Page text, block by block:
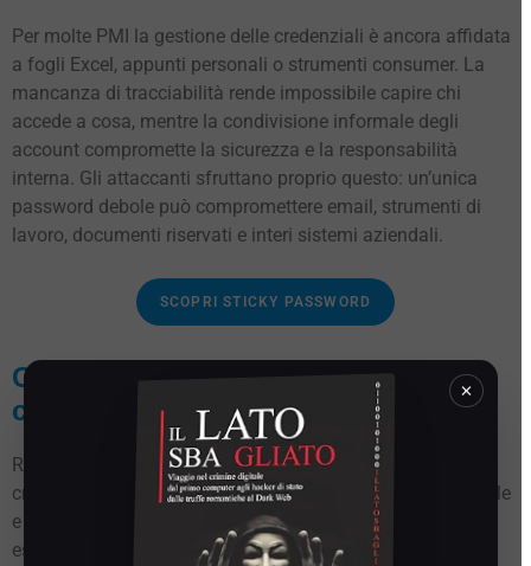
×
Per molte PMI la gestione delle credenziali è ancora affidata
a fogli Excel, appunti personali o strumenti consumer. La
mancanza di tracciabilità rende impossibile capire chi
accede a cosa, mentre la condivisione informale degli
account compromette la sicurezza e la responsabilità
interna. Gli attaccanti sfruttano proprio questo: un’unica
password debole può compromettere email, strumenti di
lavoro, documenti riservati e interi sistemi aziendali.
SCOPRI STICKY PASSWORD
Come strutturare una gestione
credenziali sicura
Ridurre il rischio richiede un approccio metodico. Le
credenziali devono essere uniche, generate in modo casuale
e archiviate in forma cifrata. L’autenticazione MFA deve
essere attivata ovunque sia possibile. Allo stesso tempo,